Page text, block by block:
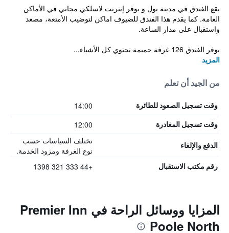
يقع الفندق في مدينة بول و يوفر إنترنت لاسلكي مجاني في الأماكن
العامة. كما يقدم هذا الفندق للضيوف اماكن لتوضيب الأمتعة، مصعد
واستقبال على مدار الساعة.
يوفر الفندق 126 غرفة حميمة تحتوي كل الأشياء...
المزيد
من الجيد أن تعلم
وقت تسجيل الصعود للطائرة 14:00
وقت تسجيل المغادرة 12:00
الدفع والإلغاء
تختلف السياسات حسب
نوع الغرفة ومزود الخدمة.
رقم مكتب الاستقبال +44 333 321 1398
المزايا ووسائل الراحة في Premier Inn
Poole North